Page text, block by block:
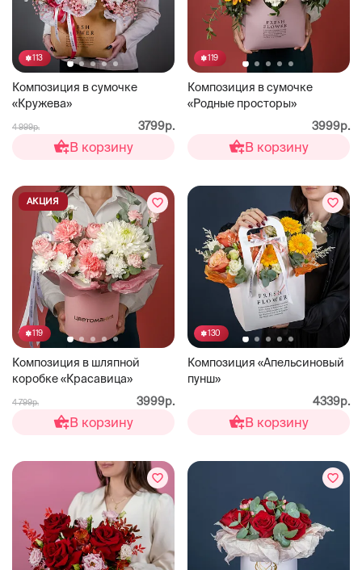
113
Композиция в сумочке
«Кружева»
4 999р. 3799р.
В корзину
119
Композиция в сумочке
«Родные просторы»
3999р.
В корзину
119
Композиция в шляпной
коробке «Красавица»
АКЦИЯ
4 799р. 3999р.
В корзину
130
Композиция «Апельсиновый
пунш»
4339р.
В корзину